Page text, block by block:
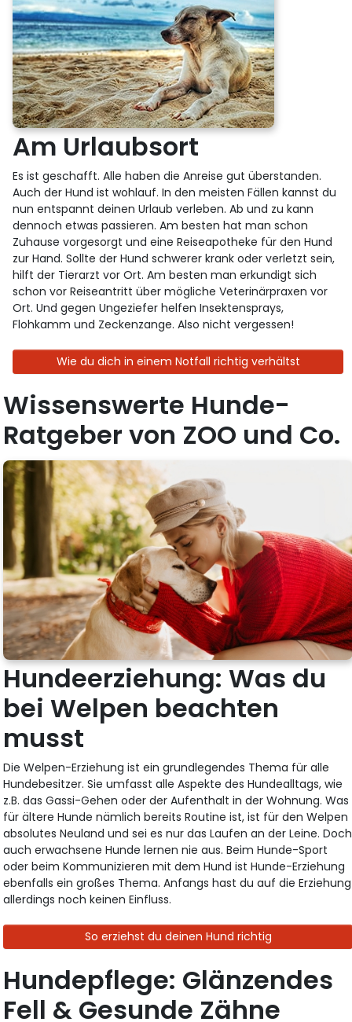
Am Urlaubsort
Es ist geschafft. Alle haben die Anreise gut überstanden.
Auch der Hund ist wohlauf. In den meisten Fällen kannst du
nun entspannt deinen Urlaub verleben. Ab und zu kann
dennoch etwas passieren. Am besten hat man schon
Zuhause vorgesorgt und eine Reiseapotheke für den Hund
zur Hand. Sollte der Hund schwerer krank oder verletzt sein,
hilft der Tierarzt vor Ort. Am besten man erkundigt sich
schon vor Reiseantritt über mögliche Veterinärpraxen vor
Ort. Und gegen Ungeziefer helfen Insektensprays,
Flohkamm und Zeckenzange. Also nicht vergessen!
Wie du dich in einem Notfall richtig verhältst
Wissenswerte Hunde-
Ratgeber von ZOO und Co.
Hundeerziehung: Was du
bei Welpen beachten
musst
Die Welpen-Erziehung ist ein grundlegendes Thema für alle
Hundebesitzer. Sie umfasst alle Aspekte des Hundealltags, wie
z.B. das Gassi-Gehen oder der Aufenthalt in der Wohnung. Was
für ältere Hunde nämlich bereits Routine ist, ist für den Welpen
absolutes Neuland und sei es nur das Laufen an der Leine. Doch
auch erwachsene Hunde lernen nie aus. Beim Hunde-Sport
oder beim Kommunizieren mit dem Hund ist Hunde-Erziehung
ebenfalls ein großes Thema. Anfangs hast du auf die Erziehung
allerdings noch keinen Einfluss.
So erziehst du deinen Hund richtig
Hundepflege: Glänzendes
Fell & Gesunde Zähne